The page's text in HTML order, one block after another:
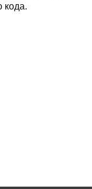
кода.